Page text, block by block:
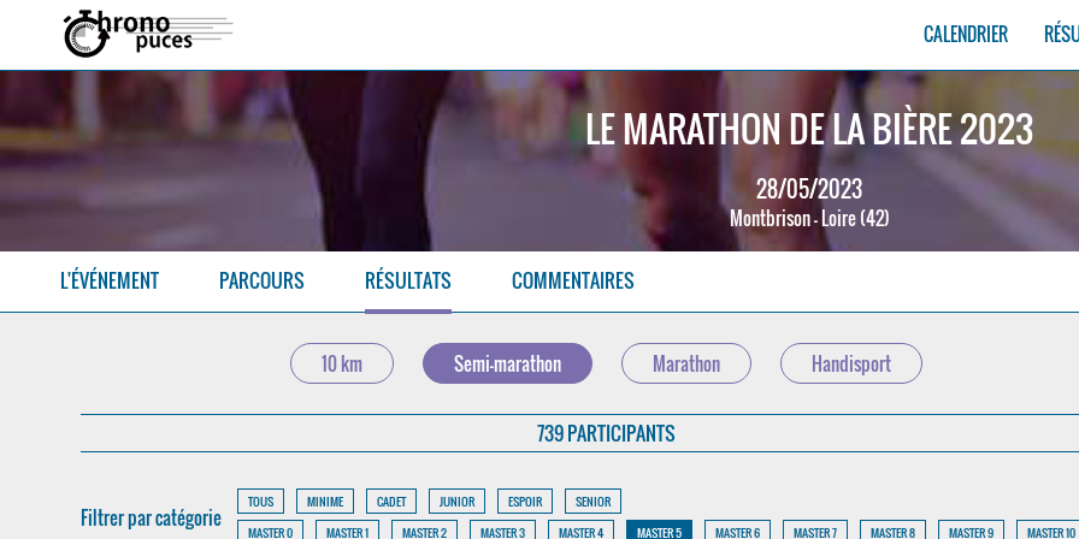
CALENDRIER
LE MARATHON DE LA BIÈRE 2023
28/05/2023
Montbrison - Loire (42)
L'ÉVÉNEMENT PARCOURS RÉSULTATS COMMENTAIRES
10 km Semi-marathon Marathon Handisport
739 PARTICIPANTS
Filtrer par catégorie
TOUS MINIME CADET JUNIOR ESPOIR
SENIOR
MASTER 0
MASTER 1 MASTER 2 MASTER 3 MASTER 4 MASTER 5 MASTER 6 MASTER 7 MASTER 8 MASTER 9 MASTER 10